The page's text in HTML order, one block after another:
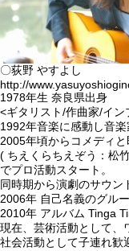
〇荻野 やすよし
http://
1978年生 奈良県出身
<ギタリスト/作曲家/イン
1992年音楽に感動し音
2005年頃からコメディ
( ちえくらちえぞう：松
でプロ活動スタート。
同時期から演劇のサウン
2006年 自己名義のグル
2010年 アルバム Tinga
現在、芸術活動として、
社会活動として子連れ歓